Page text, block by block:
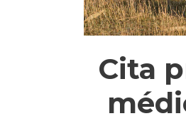
Cita